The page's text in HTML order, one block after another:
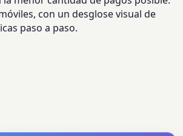
con un desglose visual de
paso a paso.